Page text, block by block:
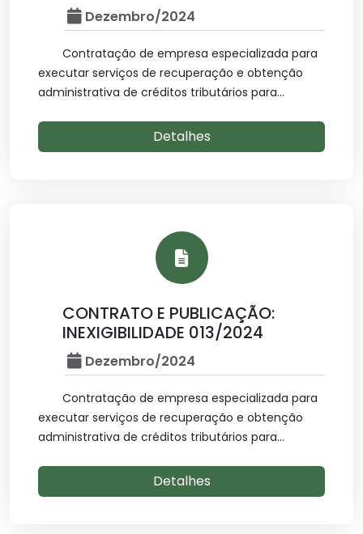
Dezembro/2024
Contratação de empresa especializada para
executar serviços de recuperação e obtenção
administrativa de créditos tributários para...
Detalhes
CONTRATO E PUBLICAÇÃO:
INEXIGIBILIDADE 013/2024
Dezembro/2024
Contratação de empresa especializada para
executar serviços de recuperação e obtenção
administrativa de créditos tributários para...
Detalhes